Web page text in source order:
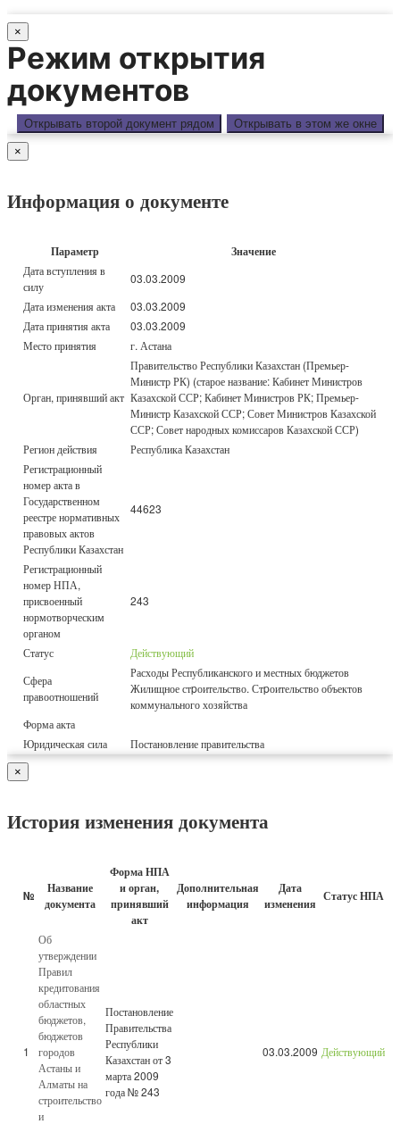
×
Режим открытия
документов
Открывать второй документ рядом Открывать в этом же окне
×
Информация о документе
Параметр Значение
Дата вступления в
силу
03.03.2009
Дата изменения акта
03.03.2009
Дата принятия акта
03.03.2009
Место принятия
г. Астана
Орган, принявший акт
Правительство Республики Казахстан (Премьер-
Министр РК) (старое название: Кабинет Министров
Казахской ССР; Кабинет Министров РК; Премьер-
Министр Казахской ССР; Совет Министров Казахской
ССР; Совет народных комиссаров Казахской ССР)
Регион действия
Республика Казахстан
Регистрационный
номер акта в
Государственном
реестре нормативных
правовых актов
Республики Казахстан
44623
Регистрационный
номер НПА,
присвоенный
нормотворческим
органом
243
Статус
Действующий
Сфера
правоотношений
Расходы Республиканского и местных бюджетов
Жилищное стpоительство. Стpоительство объектов
коммунального хозяйства
Форма акта
Юридическая сила
Постановление правительства
×
История изменения документа
№
Название
документа
Форма НПА
и орган,
принявший
акт
Дополнительная
информация
Дата
изменения Статус НПА
1
Об
утверждении
Правил
кредитования
областных
бюджетов,
бюджетов
городов
Астаны и
Алматы на
строительство
и
Постановление
Правительства
Республики
Казахстан от 3
марта 2009
года № 243
03.03.2009 Действующий